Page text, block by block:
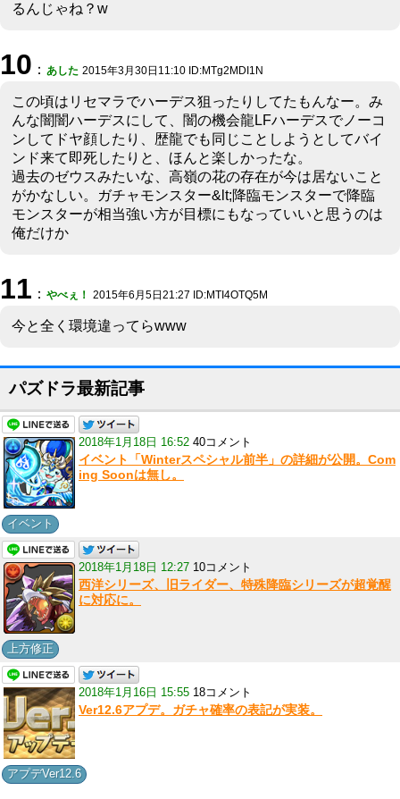
るんじゃね？w
10 ： あした 2015年3月30日11:10 ID:MTg2MDI1N
この頃はリセマラでハーデス狙ったりしてたもんなー。み
んな闇闇ハーデスにして、闇の機会龍LFハーデスでノーコ
ンしてドヤ顔したり、歴龍でも同じことしようとしてバイ
ンド来て即死したりと、ほんと楽しかったな。
過去のゼウスみたいな、高嶺の花の存在が今は居ないこと
がかなしい。ガチャモンスター&lt;降臨モンスターで降臨
モンスターが相当強い方が目標にもなっていいと思うのは
俺だけか
11 ： やべぇ！ 2015年6月5日21:27 ID:MTI4OTQ5M
今と全く環境違ってらwww
パズドラ最新記事
2018年1月18日 16:52 40コメント
イベント「Winterスペシャル前半」の詳細が公開。Com
ing Soonは無し。
イベント
2018年1月18日 12:27 10コメント
西洋シリーズ、旧ライダー、特殊降臨シリーズが超覚醒
に対応に。
上方修正
2018年1月16日 15:55 18コメント
Ver12.6アプデ。ガチャ確率の表記が実装。
アプデVer12.6